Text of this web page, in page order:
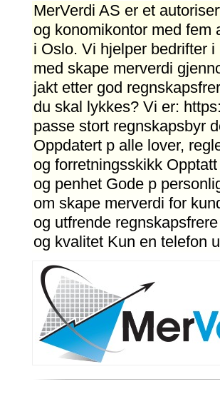
MerVerdi AS er et
og konomikontor med fem
i Oslo. Vi hjelper bedrifter
med skape merverdi
jakt etter god
du skal lykkes? Vi er:
passe stort regnskapsbyr
Oppdatert p alle lover,
og forretningsskikk
og penhet Gode p
om skape merverdi for
og utfrende
og kvalitet Kun en telefon